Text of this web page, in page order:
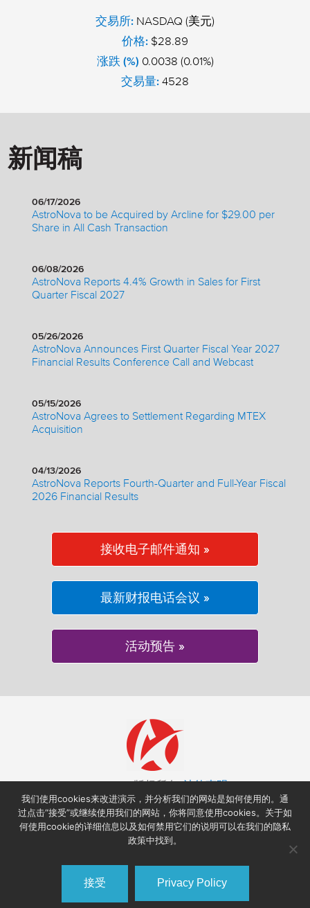
交易所: NASDAQ (美元)
价格: $28.89
涨跌 (%) 0.0038 (0.01%)
交易量: 4528
新闻稿
06/17/2026
AstroNova to be Acquired by Arcline for $29.00 per
Share in All Cash Transaction
06/08/2026
AstroNova Reports 4.4% Growth in Sales for First
Quarter Fiscal 2027
05/26/2026
AstroNova Announces First Quarter Fiscal Year 2027
Financial Results Conference Call and Webcast
05/15/2026
AstroNova Agrees to Settlement Regarding MTEX
Acquisition
04/13/2026
AstroNova Reports Fourth-Quarter and Full-Year Fiscal
2026 Financial Results
接收电子邮件通知 »
最新财报电话会议 »
活动预告 »
600 East Greenwich Avenue, West Warwick RI 02893, USA
+1-401-828-4000
我们使用cookies来改进演示，并分析我们的网站是如何使用的。通
过点击“接受”或继续使用我们的网站，你将同意使用cookies。关于如
何使用cookie的详细信息以及如何禁用它们的说明可以在我们的隐私
政策中找到。
接受 Privacy Policy